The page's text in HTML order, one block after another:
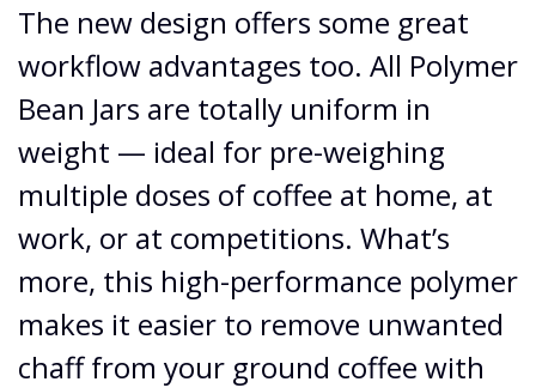
The new design offers some great
workflow advantages too. All Polymer
Bean Jars are totally uniform in
weight — ideal for pre-weighing
multiple doses of coffee at home, at
work, or at competitions. What’s
more, this high-performance polymer
makes it easier to remove unwanted
chaff from your ground coffee with